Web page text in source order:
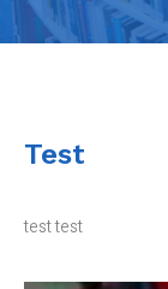
Test
test test